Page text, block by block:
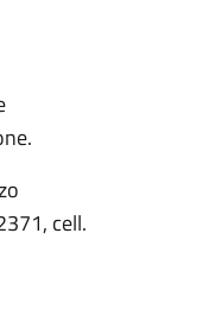
cell.